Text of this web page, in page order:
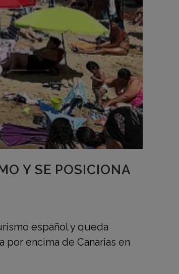
Y SE POSICIONA
español y queda
encima de Canarias en